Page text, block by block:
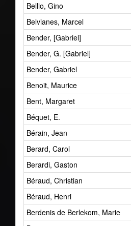
Bellio, Gino
Belvianes, Marcel
Bender, [Gabriel]
Bender, G. [Gabriel]
Bender, Gabriel
Benoit, Maurice
Bent, Margaret
Béquet, E.
Bérain, Jean
Berard, Carol
Berardi, Gaston
Béraud, Christian
Béraud, Henri
Berdenis de Berlekom, Marie